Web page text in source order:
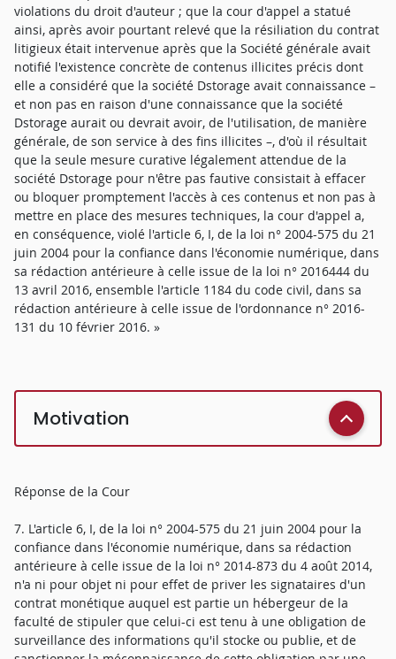
violations du droit d'auteur ; que la cour d'appel a statué
ainsi, après avoir pourtant relevé que la résiliation du contrat
litigieux était intervenue après que la Société générale avait
notifié l'existence concrète de contenus illicites précis dont
elle a considéré que la société Dstorage avait connaissance –
et non pas en raison d'une connaissance que la société
Dstorage aurait ou devrait avoir, de l'utilisation, de manière
générale, de son service à des fins illicites –, d'où il résultait
que la seule mesure curative légalement attendue de la
société Dstorage pour n'être pas fautive consistait à effacer
ou bloquer promptement l'accès à ces contenus et non pas à
mettre en place des mesures techniques, la cour d'appel a,
en conséquence, violé l'article 6, I, de la loi n° 2004-575 du 21
juin 2004 pour la confiance dans l'économie numérique, dans
sa rédaction antérieure à celle issue de la loi n° 2016444 du
13 avril 2016, ensemble l'article 1184 du code civil, dans sa
rédaction antérieure à celle issue de l'ordonnance n° 2016-
131 du 10 février 2016. »
Motivation
Réponse de la Cour
7. L'article 6, I, de la loi n° 2004-575 du 21 juin 2004 pour la
confiance dans l'économie numérique, dans sa rédaction
antérieure à celle issue de la loi n° 2014-873 du 4 août 2014,
n'a ni pour objet ni pour effet de priver les signataires d'un
contrat monétique auquel est partie un hébergeur de la
faculté de stipuler que celui-ci est tenu à une obligation de
surveillance des informations qu'il stocke ou publie, et de